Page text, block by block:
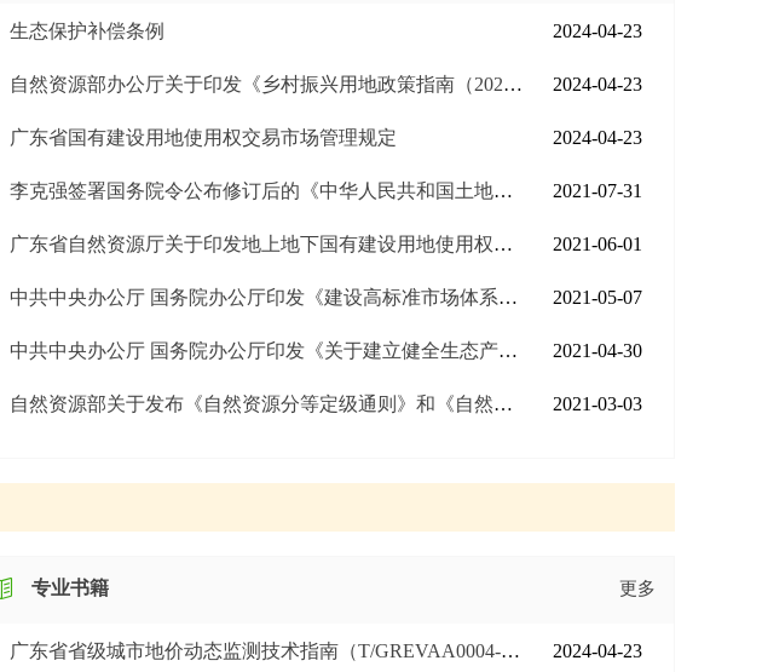
生态保护补偿条例 2024-04-23
自然资源部办公厅关于印发《乡村振兴用地政策指南（2023年）》的通知 2024-04-23
广东省国有建设用地使用权交易市场管理规定 2024-04-23
李克强签署国务院令公布修订后的《中华人民共和国土地管理法实施条例》 2021-07-31
广东省自然资源厅关于印发地上地下国有建设用地使用权及其所附建筑物构筑 物所有权确权登记暂行办法的通知 2021-06-01
中共中央办公厅 国务院办公厅印发《建设高标准市场体系行动方案》 2021-05-07
中共中央办公厅 国务院办公厅印发《关于建立健全生态产品价值实现机制的意见》 2021-04-30
自然资源部关于发布《自然资源分等定级通则》和《自然资源价格评估通则》两项行业标准的公告 2021-03-03
专业书籍 更多
广东省省级城市地价动态监测技术指南（T/GREVAA0004-2021） 2024-04-23